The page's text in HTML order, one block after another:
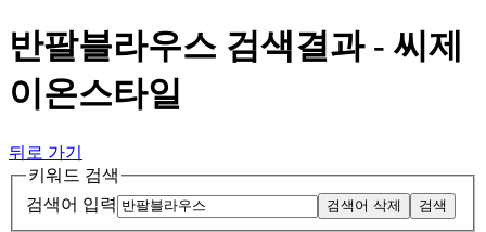
반팔블라우스 검색결과 - 씨제
이온스타일
뒤로 가기
키워드 검색
검색어 입력
검색어 삭제 검색